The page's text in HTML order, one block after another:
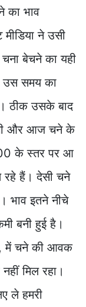
का भाव
ने उसी
बेचने का यही
उस समय का
ठीक उसके बाद
थी और आज चने के
के स्तर पर आ
रहे हैं। देसी चने
भाव इतने नीचे
बनी हुई है।
में चने की आवक
मिल रहा।
ले हमरी